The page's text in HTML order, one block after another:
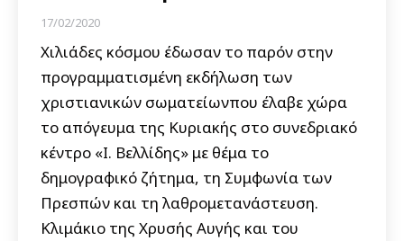
17/02/2020
Χιλιάδες κόσμου έδωσαν το παρόν στην
προγραμματισμένη εκδήλωση των
χριστιανικών σωματείωνπου έλαβε χώρα
το απόγευμα της Κυριακής στο συνεδριακό
κέντρο «Ι. Βελλίδης» με θέμα το
δημογραφικό ζήτημα, τη Συμφωνία των
Πρεσπών και τη λαθρομετανάστευση.
Κλιμάκιο της Χρυσής Αυγής και του